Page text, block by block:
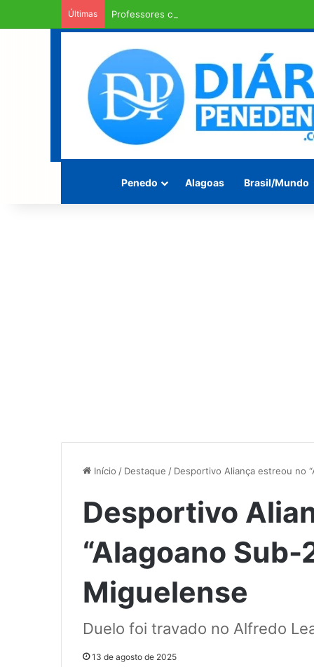
Últimas Professores contratados de Penedo
Penedo Alagoas Brasil/Mundo
Início / Destaque / Desportivo Aliança estreou no
Desportivo
“Alagoano
Miguelense
Duelo foi travado no Alfredo
13 de agosto de 2025